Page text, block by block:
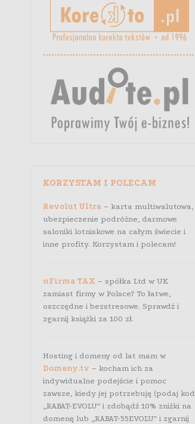
KORZYSTAM I POLECAM
Revolut Ultra– karta multiwalutowa,
ubezpieczenie podróżne, darmowe
saloniki lotniskowe na całym świecie i
inne profity. Korzystam i polecam!
nFirma TAX – spółka Ltd w UK
zamiast firmy w Polsce? To łatwe,
oszczędne i bezstresowe. Sprawdź i
zgarnij książki za 100 zł.
Hosting i domeny od lat mam w
Domeny.tv – kocham ich za
indywidualne podejście i pomoc
zawsze, kiedy jej potrzebuję (podaj kod
„RABAT-EVOLU” i zdobądź 10% zniżki na
domenę lub „RABAT-55EVOLU” i zgarnij